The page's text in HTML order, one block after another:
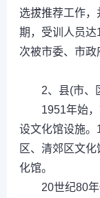
选拔推荐工作
期，受训人员
次被市委、市政
2、县(市、
1951年始，
设文化馆设施
区、清郊区文
化馆。
20世纪80年